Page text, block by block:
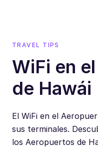
TRAVEL TIPS
WiFi en
de Hawái
El WiFi en el
sus terminales.
los Aeropuertos de